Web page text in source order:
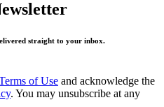
straight to your inbox.
of Use and acknowledge the
. You may unsubscribe at any